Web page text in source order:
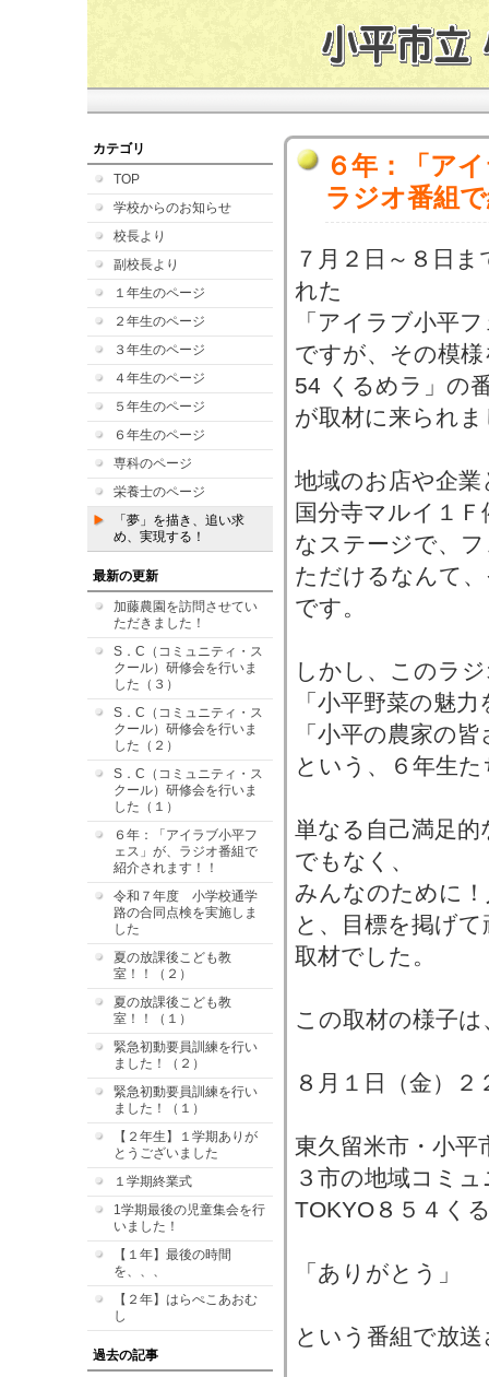
カテゴリ
TOP
学校からのお知らせ
校長より
副校長より
１年生のページ
２年生のページ
３年生のページ
４年生のページ
５年生のページ
６年生のページ
専科のページ
栄養士のページ
「夢」を描き、追い求
め、実現する！
最新の更新
加藤農園を訪問させてい
ただきました！
S．C（コミュニティ・ス
クール）研修会を行いま
した（３）
S．C（コミュニティ・ス
クール）研修会を行いま
した（２）
S．C（コミュニティ・ス
クール）研修会を行いま
した（１）
６年：「アイラブ小平フ
ェス」が、ラジオ番組で
紹介されます！！
令和７年度 小学校通学
路の合同点検を実施しま
した
夏の放課後こども教
室！！（２）
夏の放課後こども教
室！！（１）
緊急初動要員訓練を行い
ました！（２）
緊急初動要員訓練を行い
ました！（１）
【２年生】１学期ありが
とうございました
１学期終業式
1学期最後の児童集会を行
いました！
【１年】最後の時間
を、、、
【２年】はらぺこあおむ
し
過去の記事
６年：「ア
ラジオ番組
７月２日～８日
れた
「アイラブ小平
ですが、その模
54 くるめラ」の
が取材に来られ
地域のお店や企
国分寺マルイ１
なステージで、
ただけるなんて
です。
しかし、このラ
「小平野菜の魅
「小平の農家の
という、６年生
単なる自己満足
でもなく、
みんなのために
と、目標を掲げ
取材でした。
この取材の様子は
８月１日（金）２
東久留米市・小平
３市の地域コミ
TOKYO８５４く
「ありがとう」
という番組で放